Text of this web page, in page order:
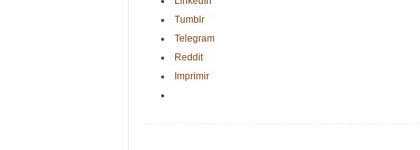
Tumblr
Telegram
Reddit
Imprimir